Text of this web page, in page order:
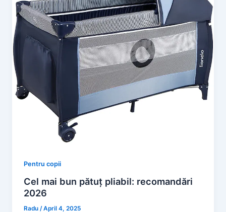
Pentru copii
Cel mai bun pătuț pliabil: recomandări
2026
Radu/April 4, 2025